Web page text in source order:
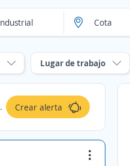
Lugar de trabajo
Crear alerta